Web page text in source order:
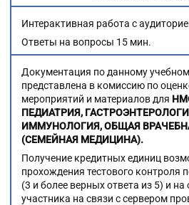
Интерактивная работа с
Ответы на вопросы 15 мин.
Документация по данному
представлена в комиссию по
мероприятий и материалов для
ПЕДИАТРИЯ,
ИММУНОЛОГИЯ, ОБЩАЯ
(СЕМЕЙНАЯ МЕДИЦИНА).
Получение кредитных единиц
прохождения тестового
(3 и более верных ответа из 5) и на
участника на связи с сервером